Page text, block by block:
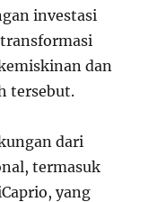
investasi
dan
tersebut.
dari
termasuk
yang